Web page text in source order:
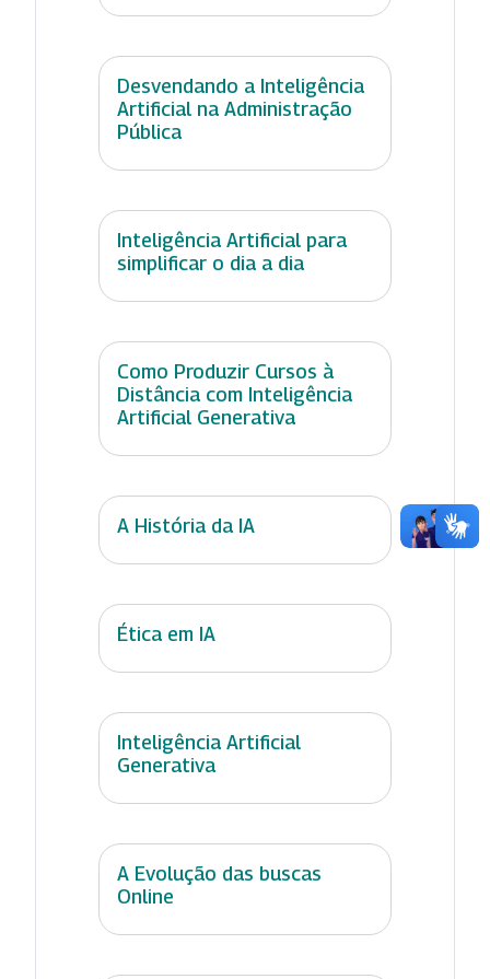
Desvendando a Inteligência
Artificial na Administração
Pública
Inteligência Artificial para
simplificar o dia a dia
Como Produzir Cursos à
Distância com Inteligência
Artificial Generativa
A História da IA
Ética em IA
Inteligência Artificial
Generativa
A Evolução das buscas
Online